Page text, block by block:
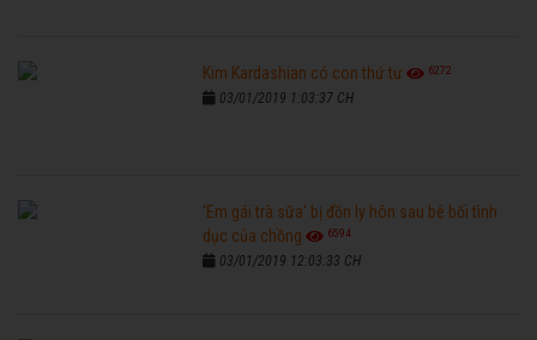
Kim Kardashian có con thứ tư 6272
03/01/2019 1:03:37 CH
'Em gái trà sữa' bị đồn ly hôn sau bê bối tình
dục của chồng
6594
03/01/2019 12:03:33 CH